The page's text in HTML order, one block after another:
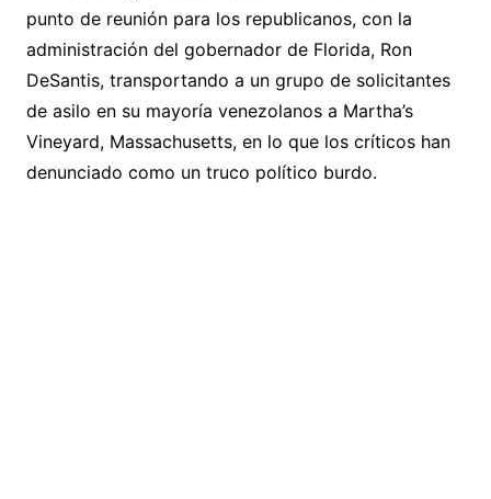
punto de reunión para los republicanos, con la
administración del gobernador de Florida, Ron
DeSantis, transportando a un grupo de solicitantes
de asilo en su mayoría venezolanos a Martha’s
Vineyard, Massachusetts, en lo que los críticos han
denunciado como un truco político burdo.